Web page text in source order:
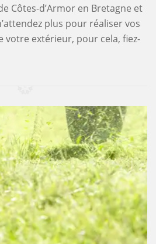
Côtes-d’Armor en Bretagne et
plus pour réaliser vos
votre extérieur, pour cela, fiez-